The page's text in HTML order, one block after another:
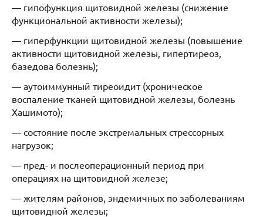
— гипофункция щитовидной железы (снижение
функциональной активности железы);
— гиперфункции щитовидной железы (повышение
активности щитовидной железы, гипертиреоз,
базедова болезнь);
— аутоиммунный тиреоидит (хроническое
воспаление тканей щитовидной железы, болезнь
Хашимото);
— состояние после экстремальных стрессорных
нагрузок;
— пред- и послеоперационный период при
операциях на щитовидной железе;
— жителям районов, эндемичных по заболеваниям
щитовидной железы;